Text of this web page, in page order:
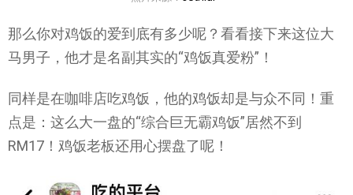
那么你对鸡饭的爱到底有多少呢？看看接下来这位大
马男子，他才是名副其实的“鸡饭真爱粉”！
同样是在咖啡店吃鸡饭，他的鸡饭却是与众不同！重
点是：这么大一盘的“综合巨无霸鸡饭”居然不到
RM17！鸡饭老板还用心摆盘了呢！